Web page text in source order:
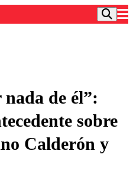
de él”:
sobre
Calderón y